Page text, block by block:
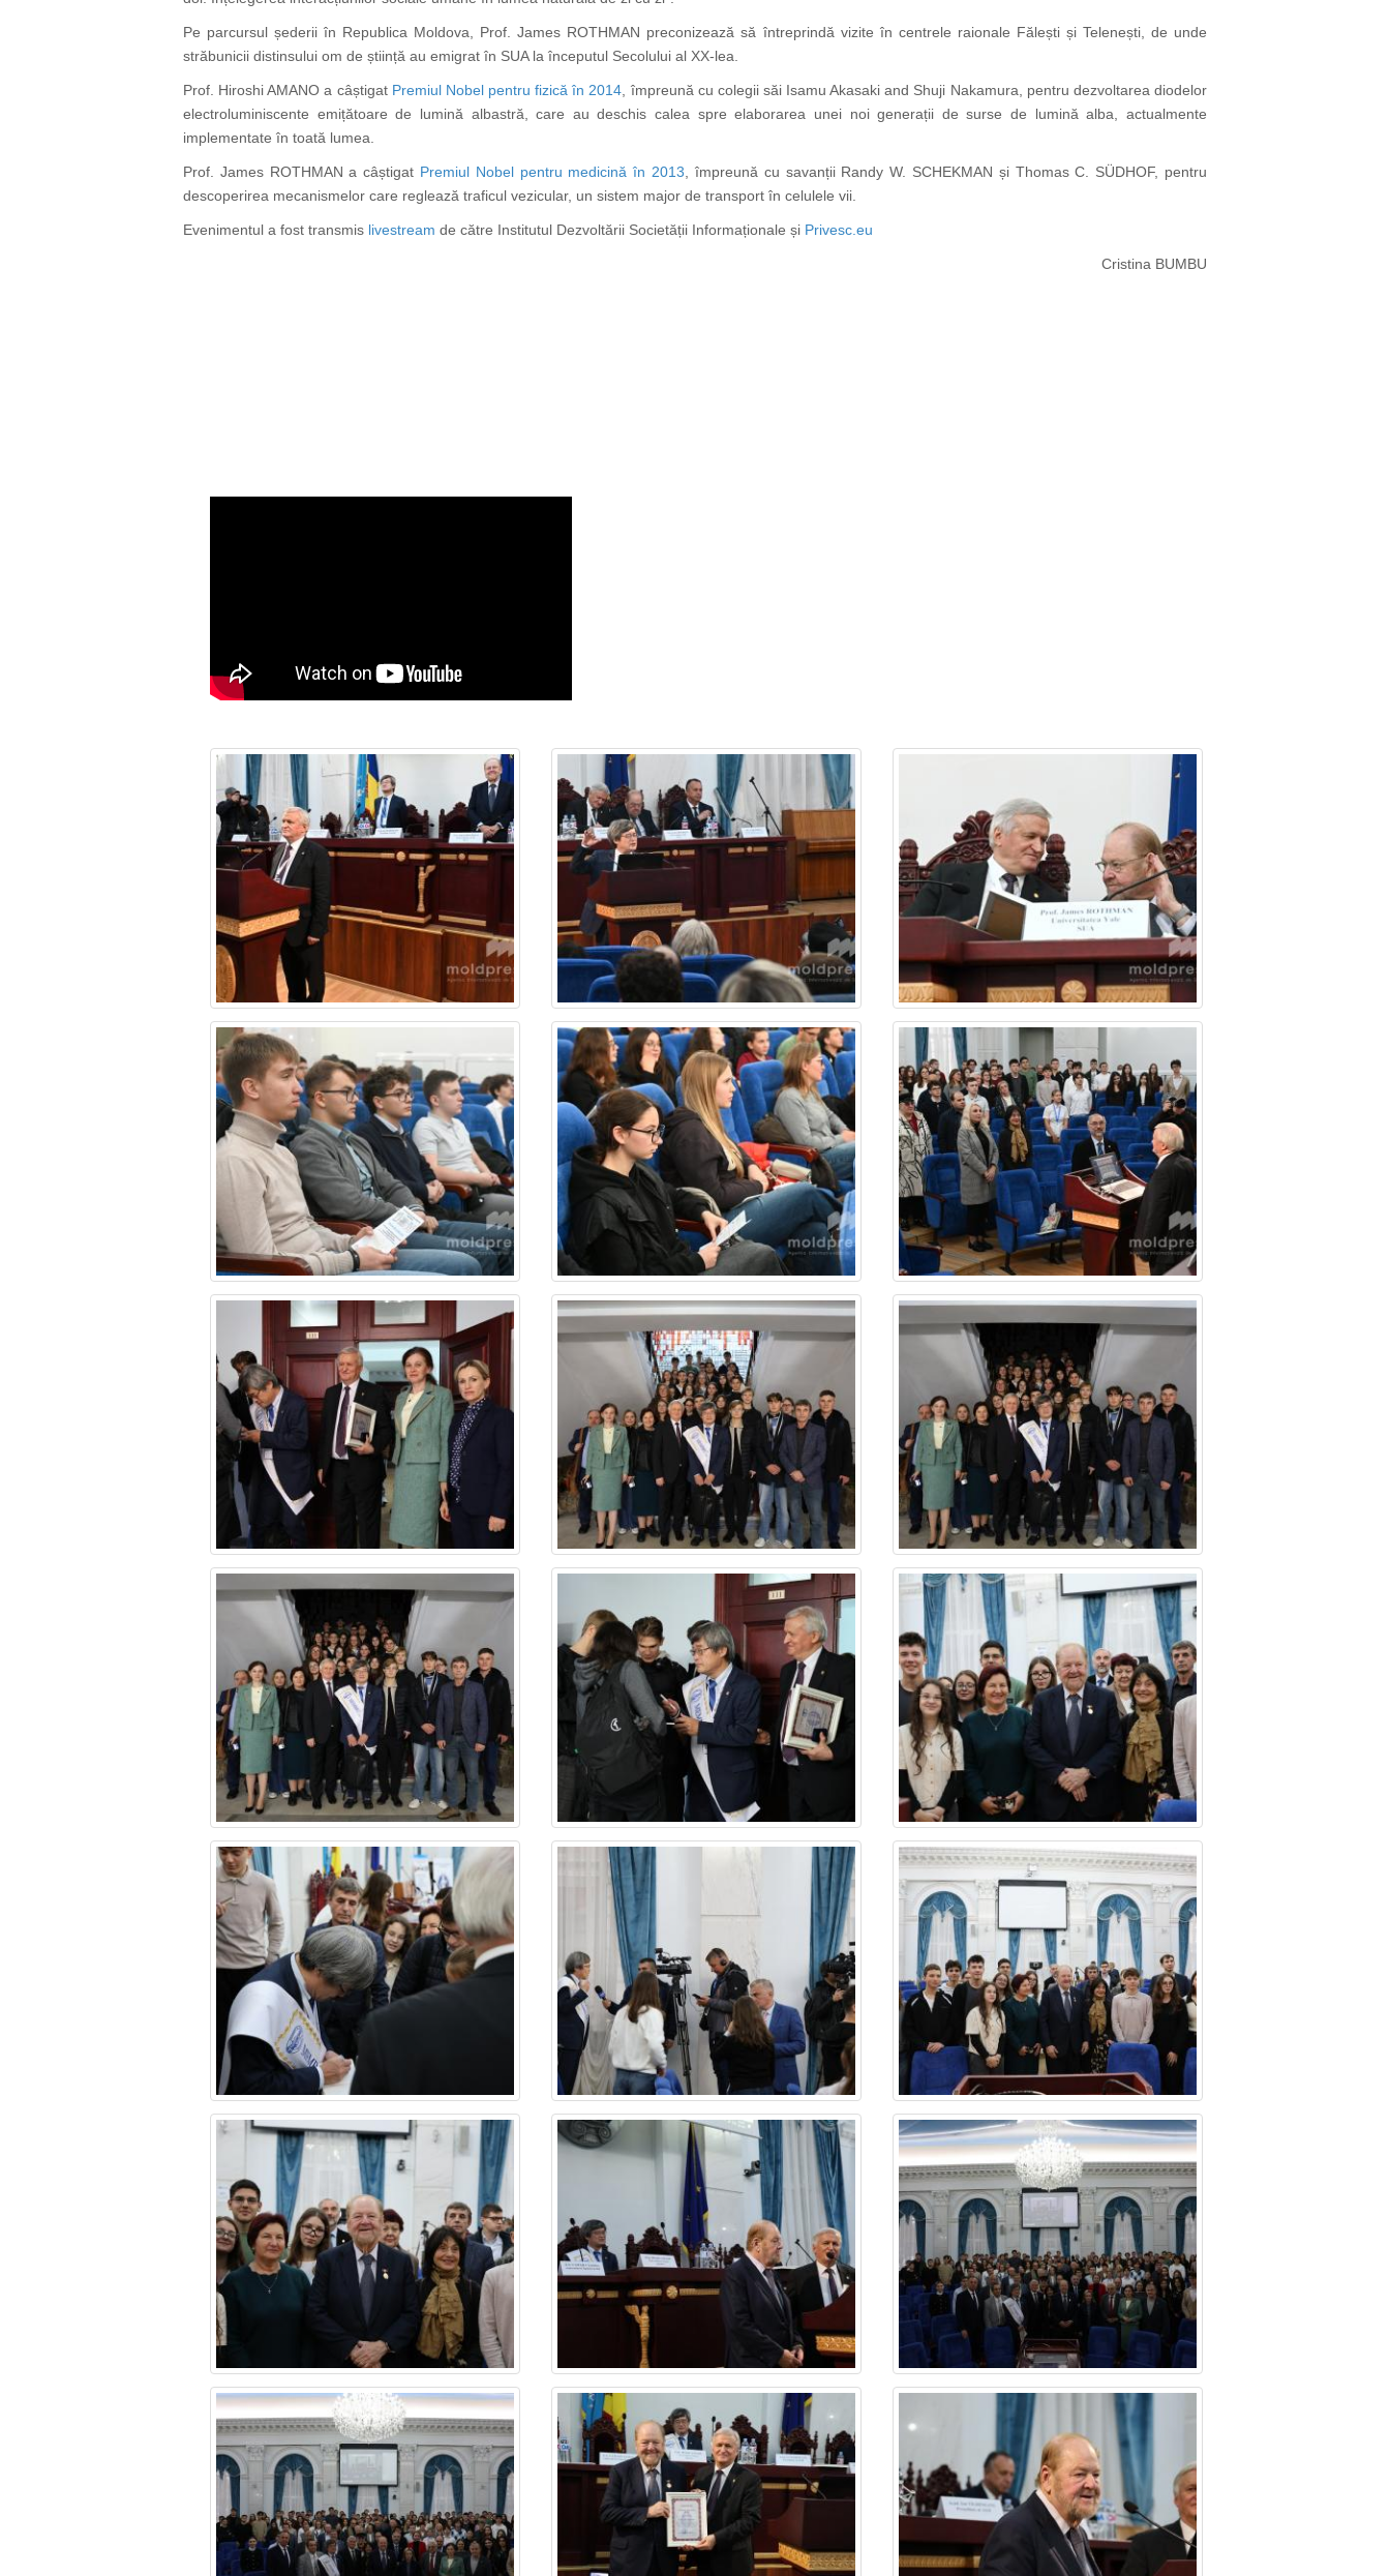
Pe parcursul șederii în Republica Moldova, Prof. James ROTHMAN preconizează să întreprindă vizite în centrele raionale Fălești și Telenești, de unde
străbunicii distinsului om de știință au emigrat în SUA la începutul Secolului al XX-lea.
Prof. Hiroshi AMANO a câștigat Premiul Nobel pentru fizică în 2014 , împreună cu colegii săi Isamu Akasaki and Shuji Nakamura, pentru dezvoltarea diodelor
electroluminiscente emițătoare de lumină albastră, care au deschis calea spre elaborarea unei noi generații de surse de lumină alba, actualmente
implementate în toată lumea.
Prof. James ROTHMAN a câștigat Premiul Nobel pentru medicină în 2013 , împreună cu savanții Randy W. SCHEKMAN și Thomas C. SÜDHOF, pentru
descoperirea mecanismelor care reglează traficul vezicular, un sistem major de transport în celulele vii.
Evenimentul a fost transmis livestream de către Institutul Dezvoltării Societății Informaționale și Privesc.eu
Cristina BUMBU